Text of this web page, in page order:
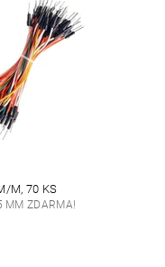
M, 70 KS
MM ZDARMA!